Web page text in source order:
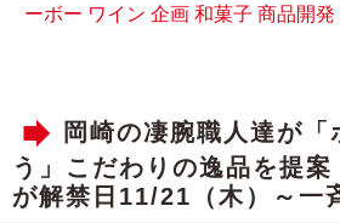
ーボー ワイン 企画 和菓子 商品開発
岡崎の凄腕職人達が「
う」こだわりの逸品を提
が解禁日11/21（木）～一